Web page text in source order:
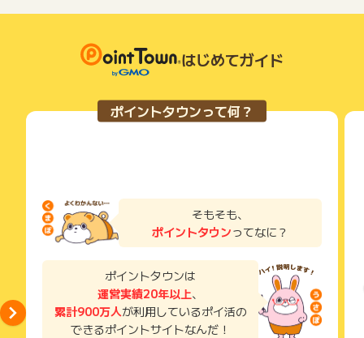
・日本語ページ以外での予約の場合
・ベルトラクルーズ（https://cruise.veltra.com/ja）の申込
【お問い合わせについて】
ください。
調査時必要項目：購入or登録日、受付（注文）番号、エビデン
お問い合わせをした場合、ポイント獲得対象外となる場合がご
ざいます。
い物を複数回ご利用された場合
て一度でも同サービス・お買い物を利用されたことがある場合
ご利用前には、Cookieの削除をおこなっていただくことを推奨
サービス・お買い物利用時にお電話など2つ以上の申し込み方
法がある場合、必ずサイト上のWEBフォームからお申し込みく
了などのメールは、ポイント獲得するまで必ず保管してくださ
獲得待ち・獲得失敗の状態でお問い合わせされる際に、該当の
メールを送っていただく場合がございます。
そのため、紛失・破棄された場合は対応いたしかねますので、
ご注意ください。
(※) SafariやChromeなどwebサイトを表示するアプリのこと
条件を達成しているかどうかは各広告主ではなく、代理店が行
っているため、広告主はポイントに関する詳細を把握しており
そのため、ポイントタウンのポイントに関するお問い合わせを
広告主様に直接行わないようお願いいたします。
ルフ、スパ・エステ、ディナークルーズ、ショーエンターテイ
ンメント、交通手段、テーマパークチケットなど海外・国内現
地で参加可能な幅広いジャンルが充実しております！
日本国内から海外まで幅広く展開。直前予約が可能な商品も多
はじめてガイド
ポイントタウンって何？
そもそも、
ポイントタウンってなに？
ポイントタウンは
運営実績20年以上、
累計900万人が利用しているポイ活の
できるポイントサイトなんだ！